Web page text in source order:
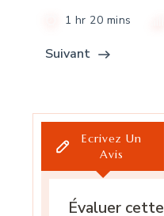
1 hr 20 mins
Suivant
Ecrivez Un
Avis
Évaluer cette